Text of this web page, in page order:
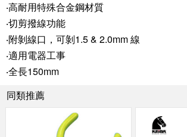
‧高耐用特殊合金鋼材質
‧切剪撥線功能
‧附剝線口，可剝1.5 & 2.0mm 線
‧適用電器工事
‧全長150mm
同類推薦